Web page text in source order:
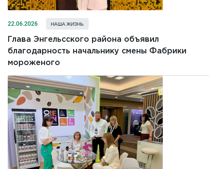
22.06.2026 НАША ЖИЗНЬ
Глава Энгельсского района объявил
благодарность начальнику смены Фабрики
мороженого